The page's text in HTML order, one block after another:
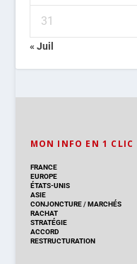
31
« Juil
MON INFO EN 1 CLIC
FRANCE
EUROPE
ÉTATS-UNIS
ASIE
CONJONCTURE/MARCHÉS
RACHAT
STRATÉGIE
ACCORD
RESTRUCTURATION